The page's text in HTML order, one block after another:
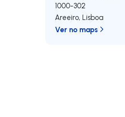
1000-302
Areeiro,Lisboa
Ver no maps